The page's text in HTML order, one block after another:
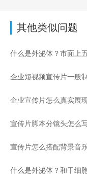
其他类似问题
企业短视频宣传片一般
企业宣传片怎么真实展
宣传片脚本分镜头怎么
宣传片怎么搭配背景音
什么是外泌体？和干细